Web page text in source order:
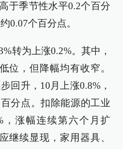
于季节性水平0.2个百分
0.07个百分点。
转为上涨0.2%。其中，
位，但降幅均有收窄。
回升，10月上涨0.8%，
分点。扣除能源的工业
，涨幅连续第六个月扩
继续显现，家用器具、